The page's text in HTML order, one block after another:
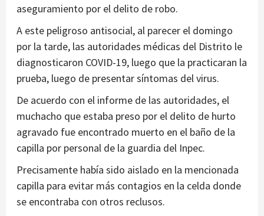
aseguramiento por el delito de robo.
A este peligroso antisocial, al parecer el domingo
por la tarde, las autoridades médicas del Distrito le
diagnosticaron COVID-19, luego que la practicaran la
prueba, luego de presentar síntomas del virus.
De acuerdo con el informe de las autoridades, el
muchacho que estaba preso por el delito de hurto
agravado fue encontrado muerto en el baño de la
capilla por personal de la guardia del Inpec.
Precisamente había sido aislado en la mencionada
capilla para evitar más contagios en la celda donde
se encontraba con otros reclusos.